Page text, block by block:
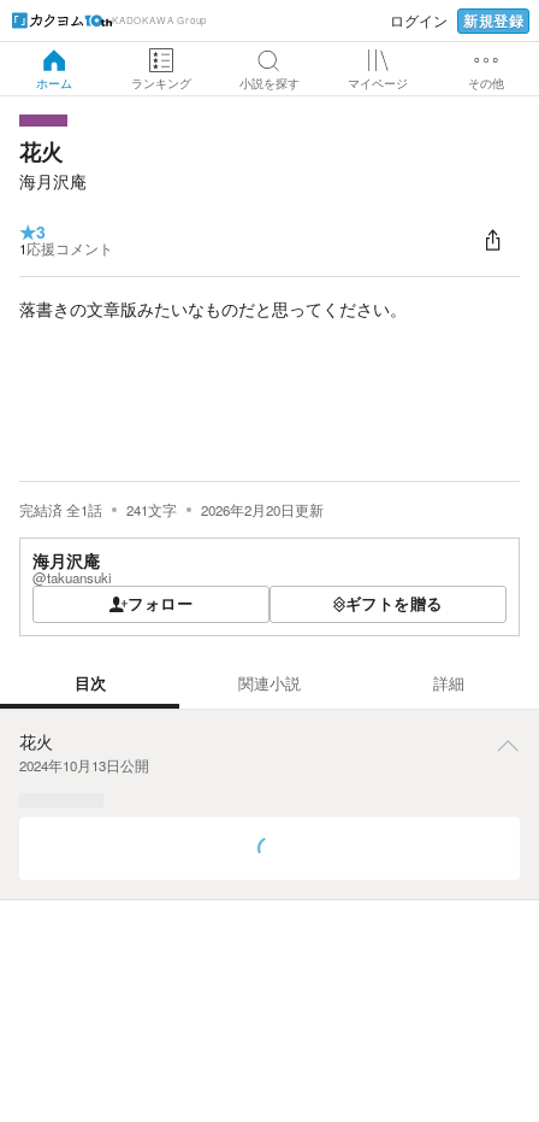
KADOKAWA Group ログイン 新規登録
ホーム ランキング 小説を探す マイページ その他
花火
海月沢庵
★3
1応援コメント
落書きの文章版みたいなものだと思ってください。
完結済全1話 241文字 2026年2月20日更新
海月沢庵
@takuansuki
フォロー ギフトを贈る
目次 関連小説 詳細
花火
2024年10月13日公開